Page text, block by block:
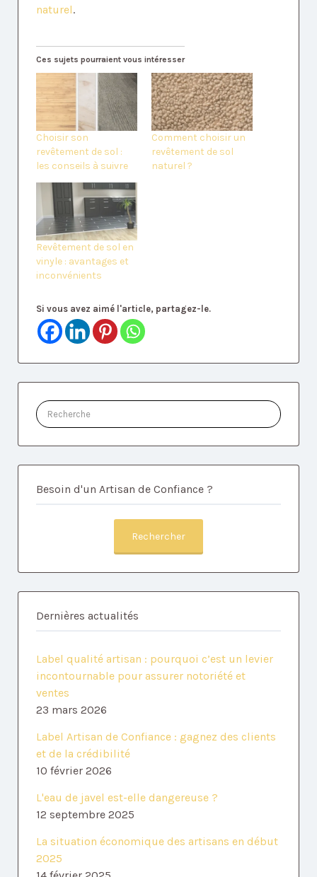
naturel.
Ces sujets pourraient vous intéresser
Choisir son
revêtement de sol :
les conseils à suivre
Comment choisir un
revêtement de sol
naturel ?
Revêtement de sol en
vinyle : avantages et
inconvénients
Si vous avez aimé l'article, partagez-le.
Rechercher:
Besoin d'un Artisan de Confiance ?
Rechercher
Dernières actualités
Label qualité artisan : pourquoi c’est un levier
incontournable pour assurer notoriété et
ventes
23 mars 2026
Label Artisan de Confiance : gagnez des clients
et de la crédibilité
10 février 2026
L'eau de javel est-elle dangereuse ?
12 septembre 2025
La situation économique des artisans en début
2025